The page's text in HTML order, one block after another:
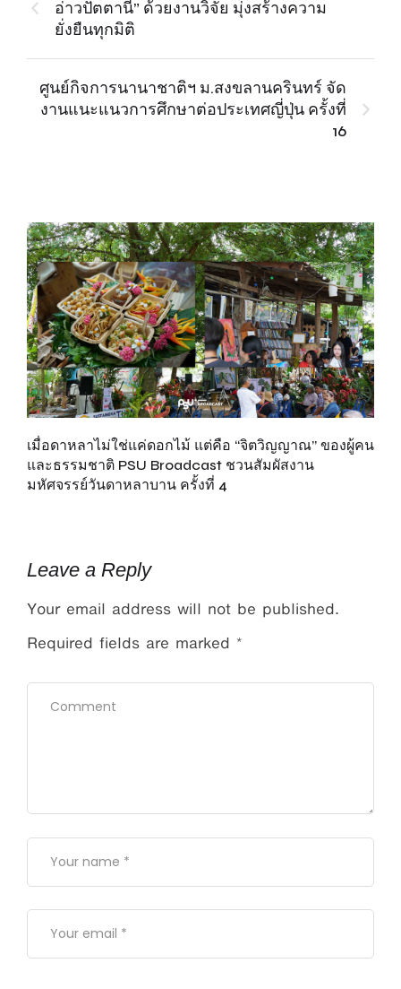
อ่าวปัตตานี” ด้วยงานวิจัย มุ่งสร้างความ
ยั่งยืนทุกมิติ
ศูนย์กิจการนานาชาติฯ ม.สงขลานครินทร์ จัด
งานแนะแนวการศึกษาต่อประเทศญี่ปุ่น ครั้งที่
16
เมื่อดาหลาไม่ใช่แค่ดอกไม้ แต่คือ “จิตวิญญาณ” ของผู้คน
และธรรมชาติ PSU Broadcast ชวนสัมผัสงาน
มหัศจรรย์วันดาหลาบาน ครั้งที่ 4
Leave a Reply
Your email address will not be published.
Required fields are marked *